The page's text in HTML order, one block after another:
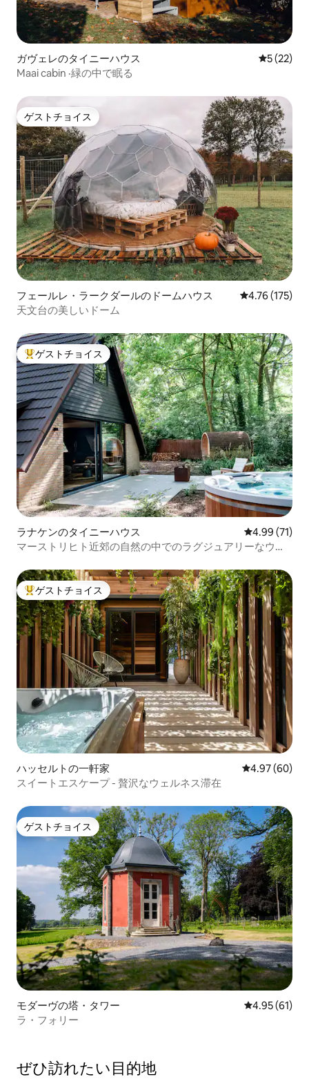
ガヴェレのタイニーハウス レビュー
5 (22)
Maai cabin ·緑の中で眠る
ゲストチョイス
ゲストチョイス
フェールレ・ラークダールのドームハウス レビュー175
4.76 (175)
天文台の美しいドーム
大好評のゲストチョイスです。
ゲストチョイス
ラナケンのタイニーハウス レビュー71
4.99 (71)
マーストリヒト近郊の自然の中でのラグジュアリーなウェ
大好評のゲストチョイスです。
ゲストチョイス
ハッセルトの一軒家 レビュー60
4.97 (60)
スイートエスケープ - 贅沢なウェルネス滞在
ゲストチョイス
ゲストチョイス
モダーヴの塔・タワー レビュー61
4.95 (61)
ラ・フォリー
ぜひ訪⁠れ⁠た⁠い目⁠的⁠地